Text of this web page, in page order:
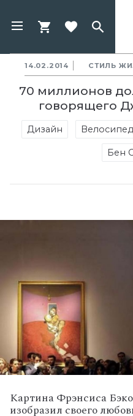
14.02.2014 СТИЛЬ
70 миллионов
говорящего
Дизайн Велосипед
Бен
Картина Фрэнсиса
изобразил своего